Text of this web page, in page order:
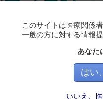
このサイトは医療関係
一般の方に対する情報
あなた
はい
いいえ、